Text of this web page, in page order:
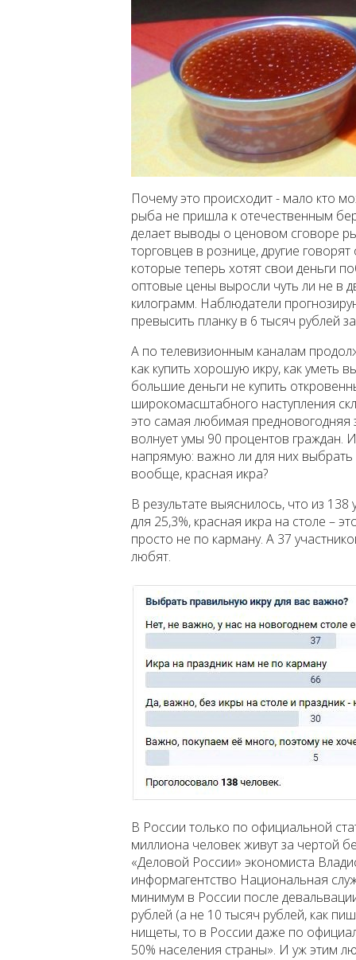
Почему это происходит - мало кто
рыба не пришла к отечественным
делает выводы о ценовом сговоре
торговцев в рознице, другие
которые теперь хотят свои деньги
оптовые цены выросли чуть ли не в
килограмм. Наблюдатели
превысить планку в 6 тысяч рублей
А по телевизионным каналам
как купить хорошую икру, как уметь
большие деньги не купить
широкомасштабного наступления
это самая любимая предновогодняя
волнует умы 90 процентов граждан.
напрямую: важно ли для них выбрать
вообще, красная икра?
В результате выяснилось, что из
для 25,3%, красная икра на столе –
просто не по карману. А 37
любят.
В России только по официальной
миллиона человек живут за чертой
«Деловой России» экономиста
информагентство Национальная
минимум в России после
рублей (а не 10 тысяч рублей, как
нищеты, то в России даже по
50% населения страны». И уж этим